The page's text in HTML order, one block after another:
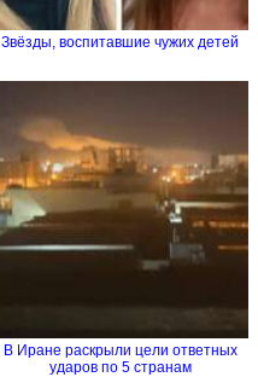
Звёзды, воспитавшие чужих детей
В Иране раскрыли цели ответных
ударов по 5 странам